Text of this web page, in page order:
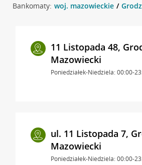
Bankomaty: woj. mazowieckie
11 Listopada 48,
Mazowiecki
Poniedziałek-Niedziela: 00:00-
ul. 11 Listopada 7,
Mazowiecki
Poniedziałek-Niedziela: 00:00-